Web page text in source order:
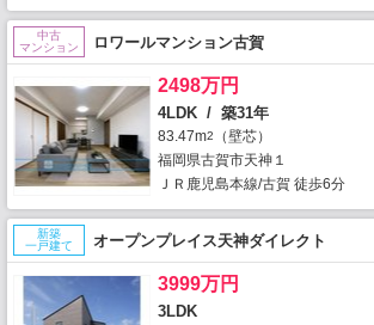
中古
マンション
ロワールマンション古賀
2498万円
4LDK / 築31年
83.47m2
（壁芯）
福岡県古賀市天神１
ＪＲ鹿児島本線/古賀 徒歩6分
新築
一戸建て
オープンプレイス天神ダイレクト
3999万円
3LDK